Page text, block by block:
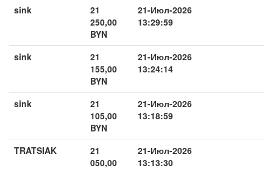
sink
21
250,00
BYN
21-Июл-2026
13:29:59
sink
21
155,00
BYN
21-Июл-2026
13:24:14
sink
21
105,00
BYN
21-Июл-2026
13:18:59
TRATSIAK
21
050,00
21-Июл-2026
13:13:30